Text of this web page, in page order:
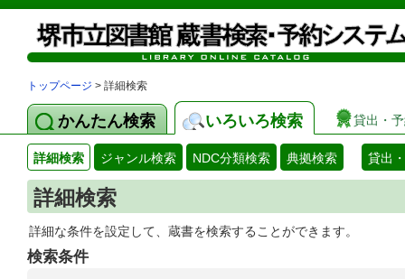
トップページ > 詳細検索
かんたん検索 いろいろ検索 貸出・
詳細検索 ジャンル検索 NDC分類検索 典拠検索 貸出
詳細検索
詳細な条件を設定して、蔵書を検索することができます。
検索条件